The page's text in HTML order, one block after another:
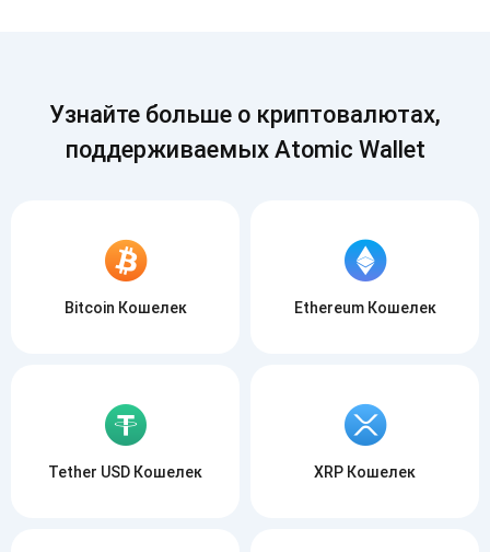
Узнайте больше о криптовалютах,
поддерживаемых Atomic Wallet
Bitcoin Кошелек Ethereum Кошелек
Tether USD Кошелек XRP Кошелек